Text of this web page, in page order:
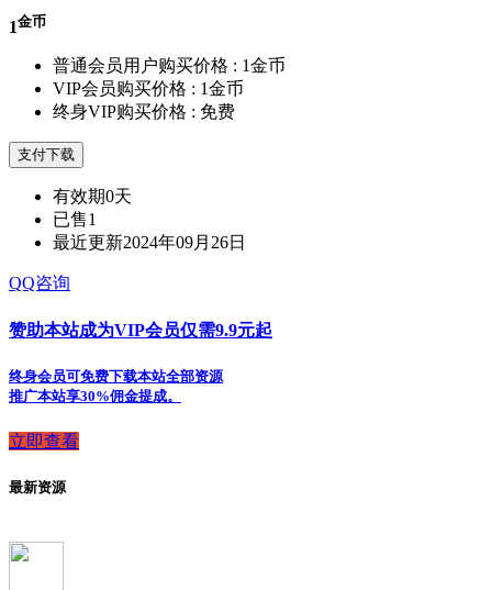
1金币
普通会员用户购买价格 : 1金币
VIP会员购买价格 : 1金币
终身VIP购买价格 : 免费
支付下载
有效期0天
已售1
最近更新2024年09月26日
QQ咨询
赞助本站成为VIP会员仅需9.9元起
终身会员可免费下载本站全部资源
推广本站享30%佣金提成。
立即查看
最新资源